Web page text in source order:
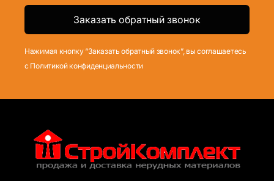
Нажимая кнопку “Заказать обратный звонок”, вы соглашаетесь
с Политикой конфиденциальности